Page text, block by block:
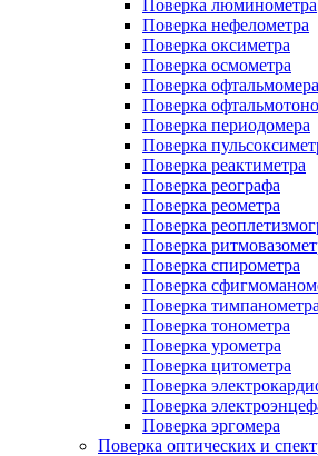
Поверка люминометра
Поверка нефелометра
Поверка оксиметра
Поверка осмометра
Поверка офтальмомера
Поверка
Поверка периодомера
Поверка
Поверка реактиметра
Поверка реографа
Поверка реометра
Поверка
Поверка
Поверка спирометра
Поверка
Поверка тимпанометра
Поверка тонометра
Поверка урометра
Поверка цитометра
Поверка
Поверка
Поверка эргомера
Поверка оптических и